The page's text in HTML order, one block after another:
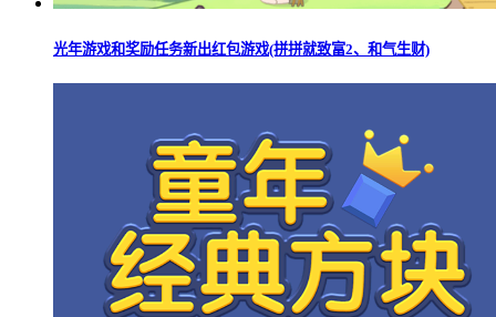
光年游戏和奖励任务新出红包游戏(拼拼就致富2、和气生财)